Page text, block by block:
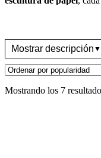
con diseños
entusiastas de los
Mostrar descripción
Mostrando los 7